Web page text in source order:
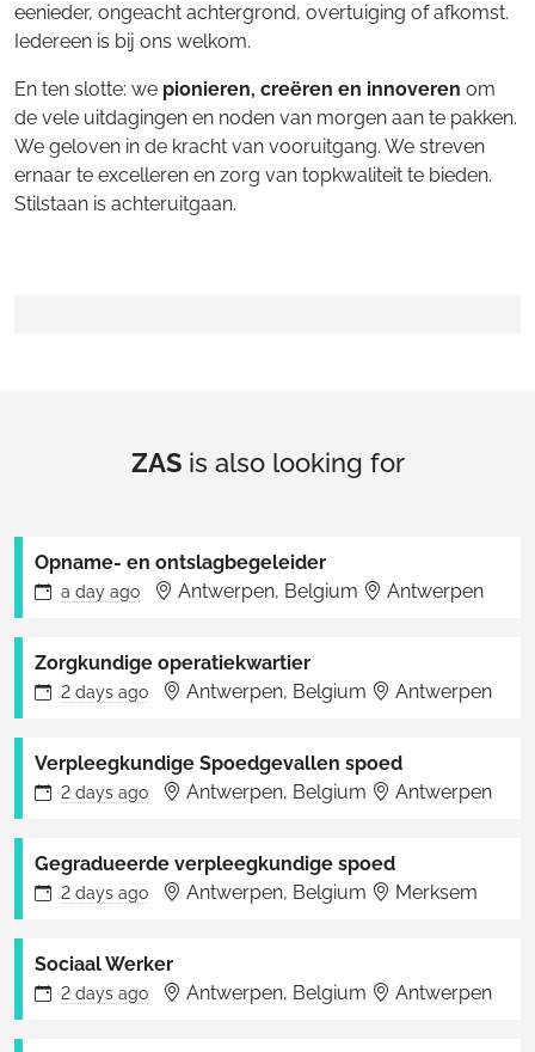
eenieder, ongeacht achtergrond, overtuiging of afkomst.
Iedereen is bij ons welkom.
En ten slotte: we pionieren, creëren en innoveren om
de vele uitdagingen en noden van morgen aan te pakken.
We geloven in de kracht van vooruitgang. We streven
ernaar te excelleren en zorg van topkwaliteit te bieden.
Stilstaan is achteruitgaan.
ZASis also looking for
Opname- en ontslagbegeleider
a day ago Antwerpen, Belgium Antwerpen
Zorgkundige operatiekwartier
2 days ago Antwerpen, Belgium Antwerpen
Verpleegkundige Spoedgevallen spoed
2 days ago Antwerpen, Belgium Antwerpen
Gegradueerde verpleegkundige spoed
2 days ago Antwerpen, Belgium Merksem
Sociaal Werker
2 days ago Antwerpen, Belgium Antwerpen